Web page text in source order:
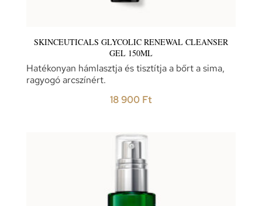
SKINCEUTICALS GLYCOLIC RENEWAL CLEANSER
GEL 150ML
Hatékonyan hámlasztja és tisztítja a bőrt a sima,
ragyogó arcszínért.
18 900 Ft